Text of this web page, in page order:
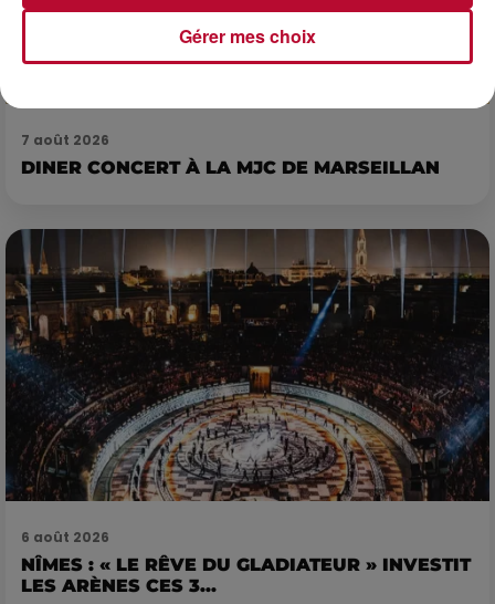
7 août 2026
DINER CONCERT À LA MJC DE MARSEILLAN
6 août 2026
NÎMES : « LE RÊVE DU GLADIATEUR » INVESTIT
LES ARÈNES CES 3...
Gérer mes choix